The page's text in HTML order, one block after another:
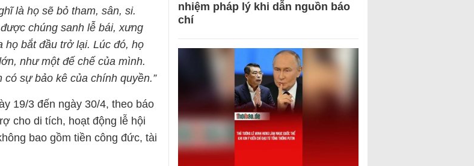
là họ sẽ bỏ tham, sân, si.
chúng sanh lễ bái, xưng
họ bắt đầu trở lại. Lúc đó, họ
như một đế chế của mình.
sự bảo kê của chính quyền.”
19/3 đến ngày 30/4, theo báo
cho di tích, hoạt động lễ hội
bao gồm tiền công đức, tài
nhiệm pháp lý khi dẫn nguồn báo
chí